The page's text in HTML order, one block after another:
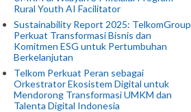
Rural Youth AI Facilitator
Sustainability Report 2025: TelkomGroup
Perkuat Transformasi Bisnis dan
Komitmen ESG untuk Pertumbuhan
Berkelanjutan
Telkom Perkuat Peran sebagai
Orkestrator Ekosistem Digital untuk
Mendorong Transformasi UMKM dan
Talenta Digital Indonesia